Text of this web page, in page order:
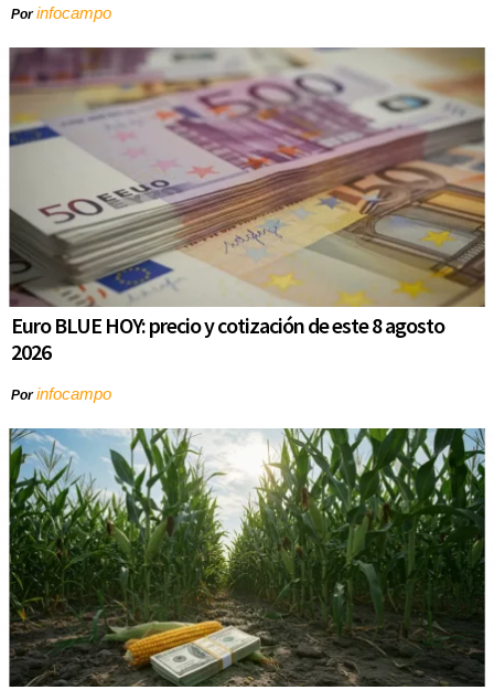
Porinfocampo
Euro BLUE HOY: precio y cotización de este 8 agosto
2026
Porinfocampo